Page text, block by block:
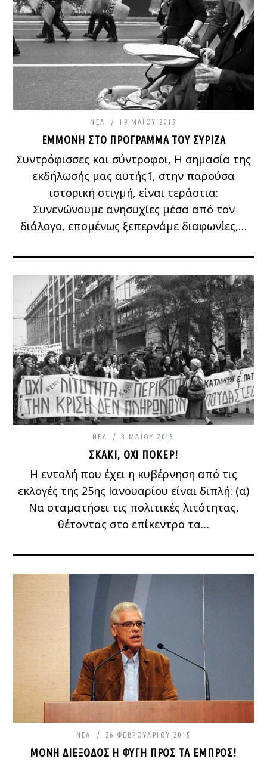
ΝΈΑ 19 ΜΑΪ́ΟΥ 2015
ΕΜΜΟΝΉ ΣΤΟ ΠΡΌΓΡΑΜΜΑ ΤΟΥ ΣΥΡΙΖΑ
Συντρόφισσες και σύντροφοι, Η σημασία της
εκδήλωσής μας αυτής1, στην παρούσα
ιστορική στιγμή, είναι τεράστια:
Συνενώνουμε ανησυχίες μέσα από τον
διάλογο, επομένως ξεπερνάμε διαφωνίες,…
ΝΈΑ 3 ΜΑΪ́ΟΥ 2015
ΣΚΆΚΙ, ΌΧΙ ΠΌΚΕΡ!
Η εντολή που έχει η κυβέρνηση από τις
εκλογές της 25ης Ιανουαρίου είναι διπλή: (α)
Να σταματήσει τις πολιτικές λιτότητας,
θέτοντας στο επίκεντρο τα…
ΝΈΑ 26 ΦΕΒΡΟΥΑΡΊΟΥ 2015
ΜΌΝΗ ΔΙΈΞΟΔΟΣ Η ΦΥΓΉ ΠΡΟΣ ΤΑ ΕΜΠΡΌΣ!